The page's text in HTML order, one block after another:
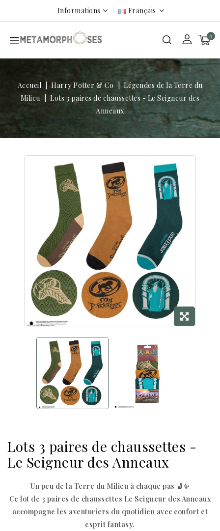
Informations Français
0
Accueil Harry Potter & Co
Légendes de la Terre du
Milieu
Lots 3 paires de chaussettes - Le Seigneur des
Anneaux
Lots 3 paires de chaussettes -
Le Seigneur des Anneaux
Un peu de la Terre du Milieu à chaque pas 🧦✨
Ce lot de 3 paires de chaussettes Le Seigneur des Anneaux
accompagne les aventuriers du quotidien avec confort et
esprit fantasy.